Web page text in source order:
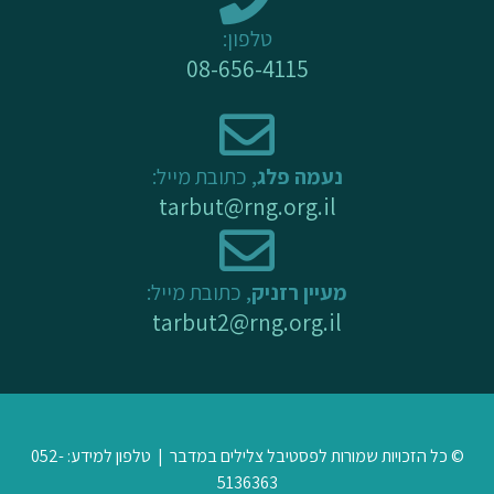
-
f
טלפון:
08-656-4115
נעמה פלג, כתובת מייל:
tarbut@rng.org.il
מעיין רזניק, כתובת מייל:
tarbut2@rng.org.il
© כל הזכויות שמורות לפסטיבל צלילים במדבר | טלפון למידע: 052-
5136363